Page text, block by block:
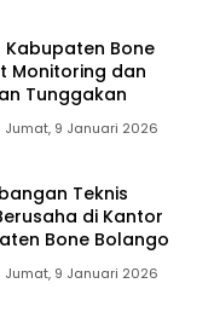
Bone
Monitoring dan
Tunggakan
Jumat, 9 Januari 2026
Teknis
di Kantor
Bone Bolango
Jumat, 9 Januari 2026